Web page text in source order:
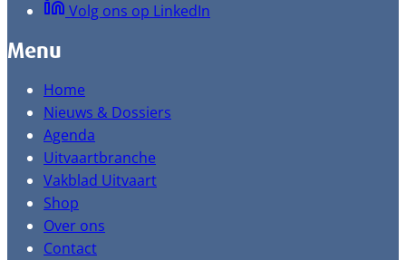
Volg ons op LinkedIn
Menu
Home
Nieuws & Dossiers
Agenda
Uitvaartbranche
Vakblad Uitvaart
Shop
Over ons
Contact